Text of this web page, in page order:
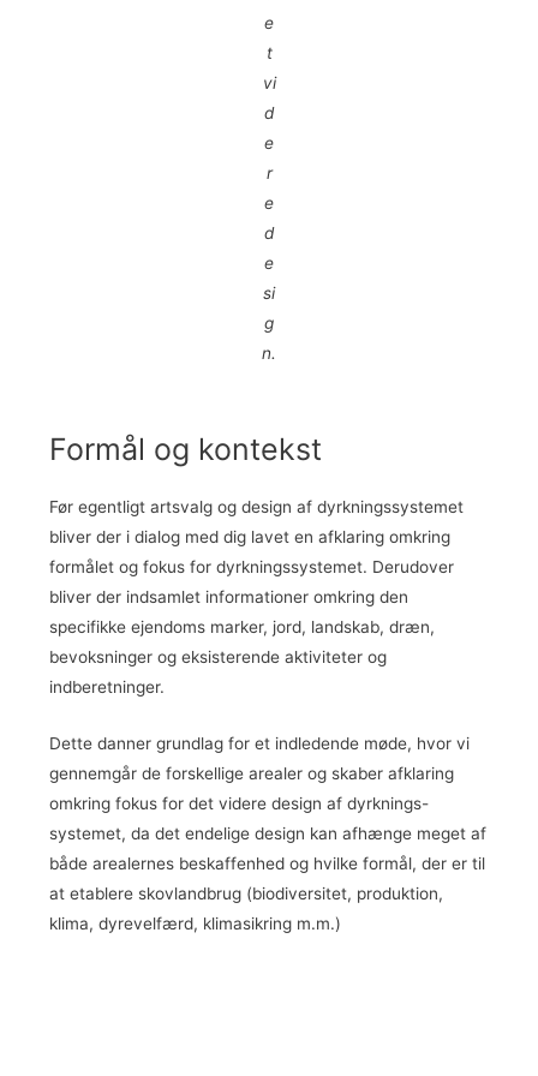
e
t
vi
d
e
r
e
d
e
si
g
n.
Formål og kontekst
Før egentligt artsvalg og design af dyrkningssystemet
bliver der i dialog med dig lavet en afklaring omkring
formålet og fokus for dyrkningssystemet. Derudover
bliver der indsamlet informationer omkring den
specifikke ejendoms marker, jord, landskab, dræn,
bevoksninger og eksisterende aktiviteter og
indberetninger.
Dette danner grundlag for et indledende møde, hvor vi
gennemgår de forskellige arealer og skaber afklaring
omkring fokus for det videre design af dyrknings-
systemet, da det endelige design kan afhænge meget af
både arealernes beskaffenhed og hvilke formål, der er til
at etablere skovlandbrug (biodiversitet, produktion,
klima, dyrevelfærd, klimasikring m.m.)